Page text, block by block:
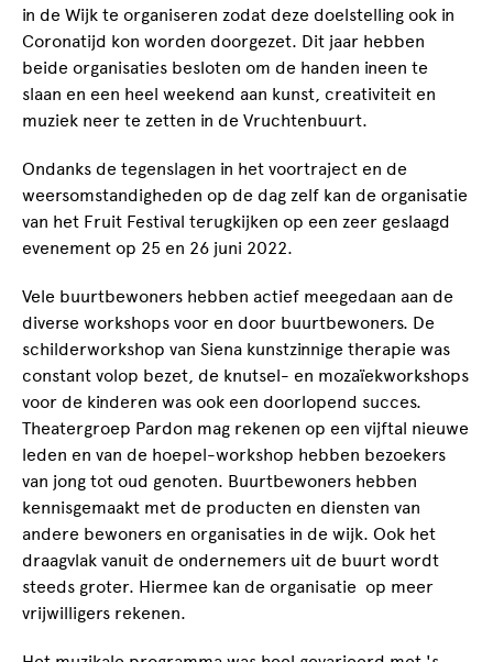
in de Wijk te organiseren zodat deze doelstelling ook in
Coronatijd kon worden doorgezet. Dit jaar hebben
beide organisaties besloten om de handen ineen te
slaan en een heel weekend aan kunst, creativiteit en
muziek neer te zetten in de Vruchtenbuurt.
Ondanks de tegenslagen in het voortraject en de
weersomstandigheden op de dag zelf kan de organisatie
van het Fruit Festival terugkijken op een zeer geslaagd
evenement op 25 en 26 juni 2022.
Vele buurtbewoners hebben actief meegedaan aan de
diverse workshops voor en door buurtbewoners. De
schilderworkshop van Siena kunstzinnige therapie was
constant volop bezet, de knutsel- en mozaïekworkshops
voor de kinderen was ook een doorlopend succes.
Theatergroep Pardon mag rekenen op een vijftal nieuwe
leden en van de hoepel-workshop hebben bezoekers
van jong tot oud genoten. Buurtbewoners hebben
kennisgemaakt met de producten en diensten van
andere bewoners en organisaties in de wijk. Ook het
draagvlak vanuit de ondernemers uit de buurt wordt
steeds groter. Hiermee kan de organisatie op meer
vrijwilligers rekenen.